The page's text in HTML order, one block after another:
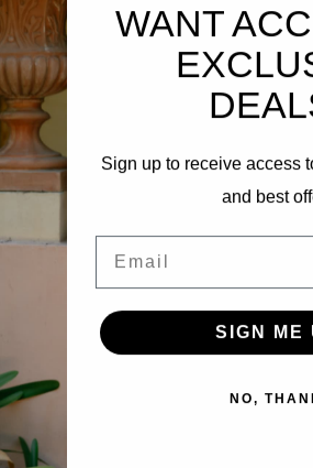
Travel
WANT
Sign up to receive access
and best
SIGN ME
NO,